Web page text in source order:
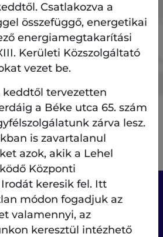
a Lehel
termékek árait. A
megtudhatják,
keresett termékeik
az adott időszakban.
augusztus 7.
Csatlakozva a
összefüggő, energetikai
energiamegtakarítási
Kerületi Közszolgáltató
vezet be.
keddtől tervezetten
a Béke utca 65. szám
zárva lesz.
is zavartalanul
azok, akik a Lehel
Központi
keresik fel. Itt
módon fogadjuk az
valamennyi, az
keresztül intézhető